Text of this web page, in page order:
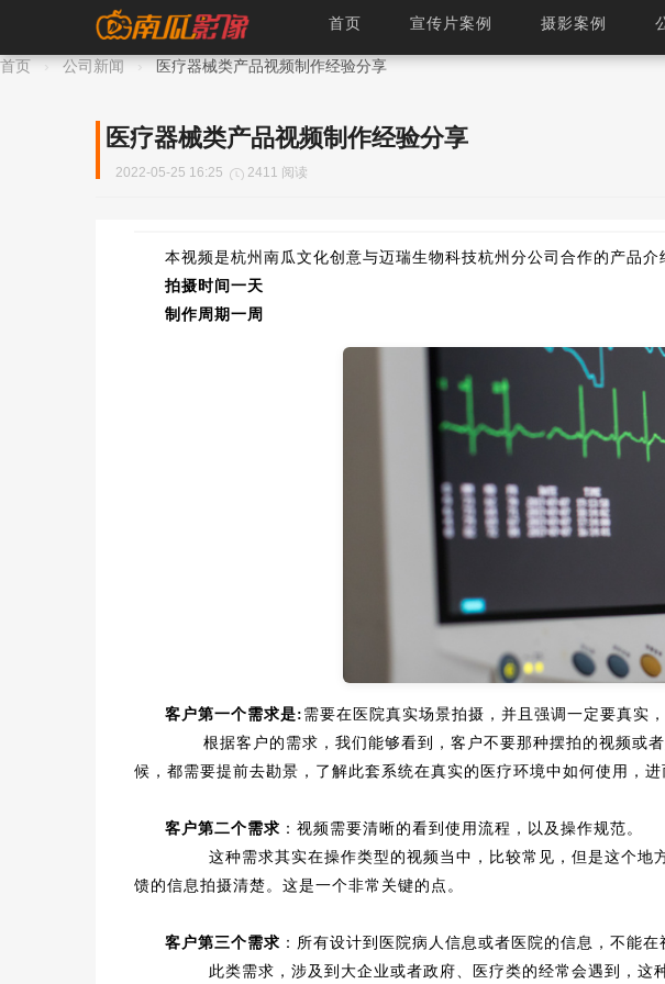
医疗器械类产品视频制作经验分
首页 宣传片案例 摄影案例
首页 › 公司新闻 › 医疗器械类产品视频制作经验分享
医疗器械类产品视频制作经验分享
2022-05-25 16:25 2411 阅读
本视频是杭州南瓜文化创意与迈瑞生物科技杭州分公司合作的产品介
拍摄时间一天
制作周期一周
客户第一个需求是: 需要在医院真实场景拍摄，并且强调一定要真实
根据客户的需求，我们能够看到，客户不要那种摆拍的视频或者
候，都需要提前去勘景，了解此套系统在真实的医疗环境中如何使用，进
客户第二个需求 ：视频需要清晰的看到使用流程，以及操作规范。
这种需求其实在操作类型的视频当中，比较常见，但是这个地方
馈的信息拍摄清楚。这是一个非常关键的点。
客户第三个需求 ：所有设计到医院病人信息或者医院的信息，不能
此类需求，涉及到大企业或者政府、医疗类的经常会遇到，这种